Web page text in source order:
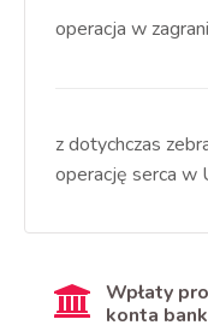
operacja w
z dotychczas
operację serca w
Wpłaty
konta